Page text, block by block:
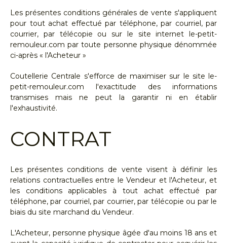
Les présentes conditions générales de vente s'appliquent
pour tout achat effectué par téléphone, par courriel, par
courrier, par télécopie ou sur le site internet le-petit-
remouleur.com par toute personne physique dénommée
ci-après « l'Acheteur »
Coutellerie Centrale s'efforce de maximiser sur le site le-
petit-remouleur.com l'exactitude des informations
transmises mais ne peut la garantir ni en établir
l'exhaustivité.
CONTRAT
Les présentes conditions de vente visent à définir les
relations contractuelles entre le Vendeur et l'Acheteur, et
les conditions applicables à tout achat effectué par
téléphone, par courriel, par courrier, par télécopie ou par le
biais du site marchand du Vendeur.
L'Acheteur, personne physique âgée d'au moins 18 ans et